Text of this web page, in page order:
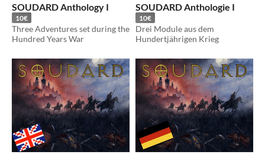
SOUDARD Anthology I
10€
Three Adventures set during the
Hundred Years War
SOUDARD Anthologie I
10€
Drei Module aus dem
Hundertjährigen Krieg